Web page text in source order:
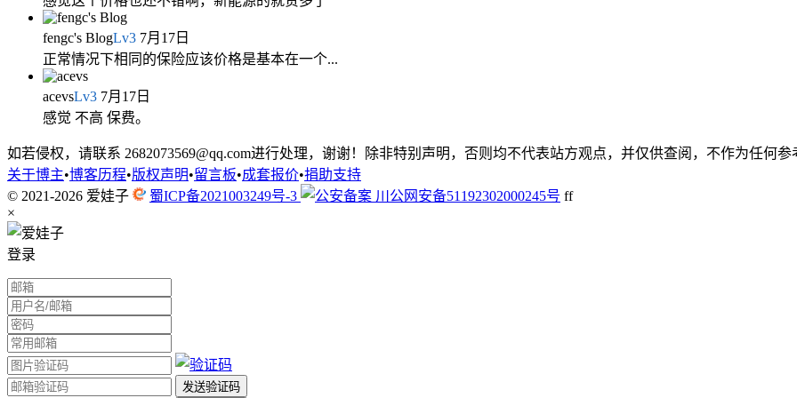
fengc's BlogLv3 7月17日
正常情况下相同的保险应该价格是基本在一个...
acevsLv3 7月17日
感觉 不高 保费。
如若侵权，请联系 2682073569@qq.com进行处理，谢谢！除非特别声明，否则均不代表站方观点，并仅供查阅，不作为任何参
关于博主•博客历程•版权声明•留言板•成套报价•捐助支持
© 2021-2026 爱娃子 蜀ICP备2021003249号-3 川公网安备51192302000245号 ff
×
登录